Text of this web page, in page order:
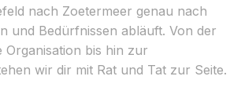
nach Zoetermeer genau nach
und Bedürfnissen abläuft. Von der
Organisation bis hin zur
wir dir mit Rat und Tat zur Seite.